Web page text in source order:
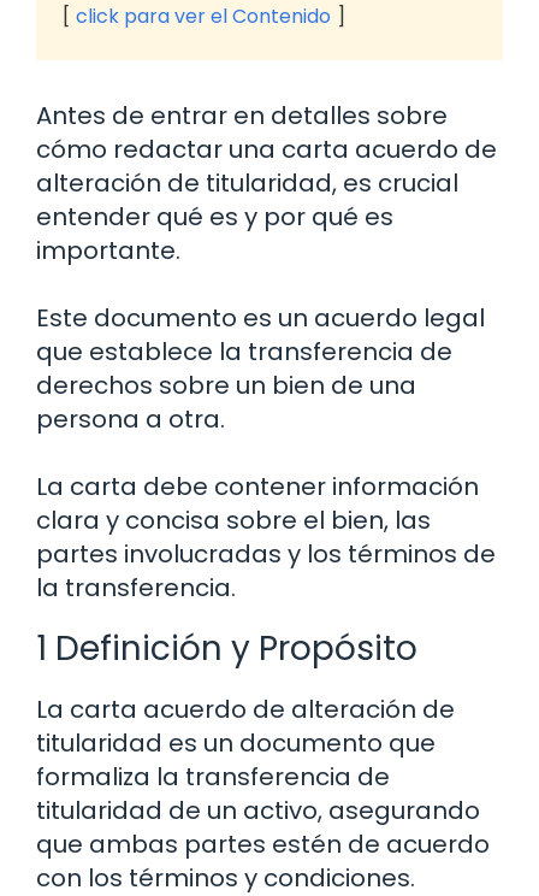
click para ver el Contenido
Antes de entrar en detalles sobre
cómo redactar una carta acuerdo de
alteración de titularidad, es crucial
entender qué es y por qué es
importante.
Este documento es un acuerdo legal
que establece la transferencia de
derechos sobre un bien de una
persona a otra.
La carta debe contener información
clara y concisa sobre el bien, las
partes involucradas y los términos de
la transferencia.
1 Definición y Propósito
La carta acuerdo de alteración de
titularidad es un documento que
formaliza la transferencia de
titularidad de un activo, asegurando
que ambas partes estén de acuerdo
con los términos y condiciones.